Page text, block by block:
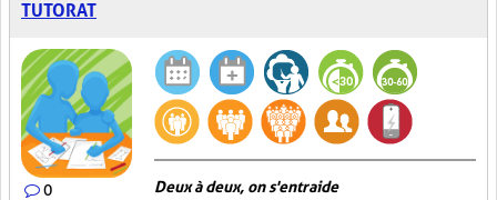
TUTORAT
0 Deux à deux, on s'entraide